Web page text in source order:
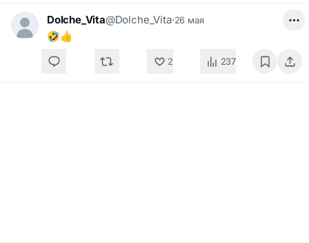
Dolche_Vita@Dolche_Vita·26 мая
🤣👍
2 237